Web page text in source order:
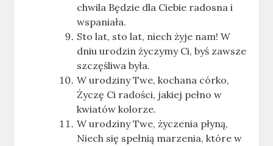
chwila Będzie dla Ciebie radosna i
wspaniała.
Sto lat, sto lat, niech żyje nam! W
dniu urodzin życzymy Ci, byś zawsze
szczęśliwa była.
W urodziny Twe, kochana córko,
Życzę Ci radości, jakiej pełno w
kwiatów kolorze.
W urodziny Twe, życzenia płyną,
Niech się spełnią marzenia, które w